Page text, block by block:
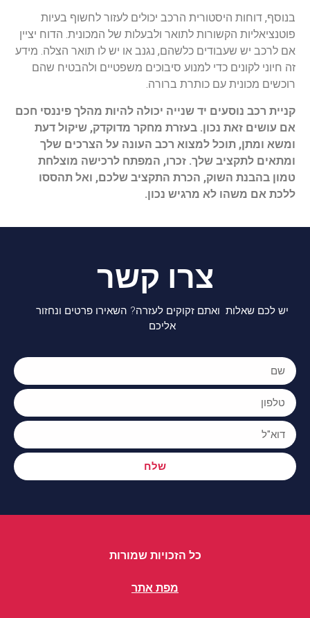
בנוסף, דוחות היסטורית הרכב יכולים לעזור לחשוף בעיות
פוטנציאליות הקשורות לתואר ולבעלות של המכונית. הדוח יציין
אם לרכב יש שעבודים כלשהם, נגנב או יש לו תואר הצלה. מידע
זה חיוני לקונים כדי למנוע סיבוכים משפטיים ולהבטיח שהם
רוכשים מכונית עם כותרת ברורה.
קניית רכב נוסעים יד שנייה יכולה להיות מהלך פיננסי חכם
אם עושים זאת נכון. בעזרת מחקר מדוקדק, שיקול דעת
ומשא ומתן, תוכל למצוא רכב העונה על הצרכים שלך
ומתאים לתקציב שלך. זכרו, המפתח לרכישה מוצלחת
טמון בהבנת השוק, הכרת התקציב שלכם, ואל תהססו
ללכת אם משהו לא מרגיש נכון.
צרו קשר
יש לכם שאלות ואתם זקוקים לעזרה? השאירו פרטים ונחזור
אליכם
שלח
כל הזכויות שמורות
מפת אתר